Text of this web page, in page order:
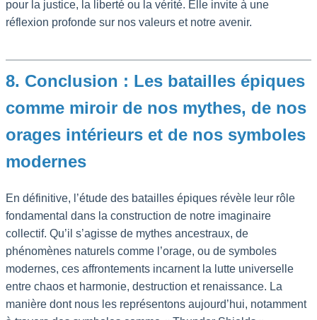
pour la justice, la liberté ou la vérité. Elle invite à une
réflexion profonde sur nos valeurs et notre avenir.
8. Conclusion : Les batailles épiques
comme miroir de nos mythes, de nos
orages intérieurs et de nos symboles
modernes
En définitive, l’étude des batailles épiques révèle leur rôle
fondamental dans la construction de notre imaginaire
collectif. Qu’il s’agisse de mythes ancestraux, de
phénomènes naturels comme l’orage, ou de symboles
modernes, ces affrontements incarnent la lutte universelle
entre chaos et harmonie, destruction et renaissance. La
manière dont nous les représentons aujourd’hui, notamment